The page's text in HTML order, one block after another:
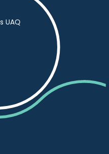
UAQ